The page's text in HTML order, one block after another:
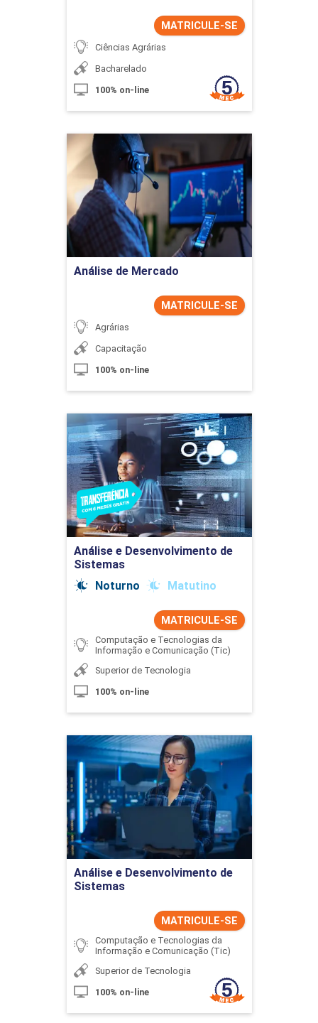
MATRICULE-SE
Ciências Agrárias
Bacharelado
100% on-line
Análise de Mercado
MATRICULE-SE
Agrárias
Capacitação
100% on-line
Análise de Mercado
Detalhes do curso
Ir para Inscrição
Análise e Desenvolvimento de
Sistemas
Noturno
Matutino
MATRICULE-SE
Computação e Tecnologias da
Informação e Comunicação (Tic)
Superior de Tecnologia
100% on-line
Análise e Desenvolvimento
de Sistemas
Detalhes do curso
Ir para Inscrição
Análise e Desenvolvimento de
Sistemas
MATRICULE-SE
Computação e Tecnologias da
Informação e Comunicação (Tic)
Superior de Tecnologia
100% on-line
Análise e Desenvolvimento
de Sistemas
Detalhes do curso
Ir para Inscrição